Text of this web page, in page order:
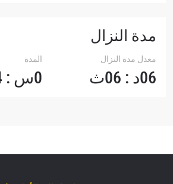
مدة النزال
معدل مدة النزال
06د : 06ث
المدة
0س : 24د : 24ث